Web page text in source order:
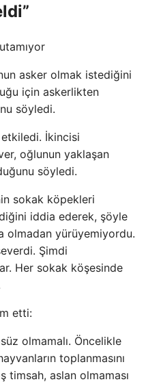
asker olmak istediğini
için askerlikten
söyledi.
İkincisi
oğlunun yaklaşan
söyledi.
sokak köpekleri
iddia ederek, şöyle
olmadan yürüyemiyordu.
Şimdi
Her sokak köşesinde
etti:
olmamalı. Öncelikle
toplanmasını
timsah, aslan olmaması